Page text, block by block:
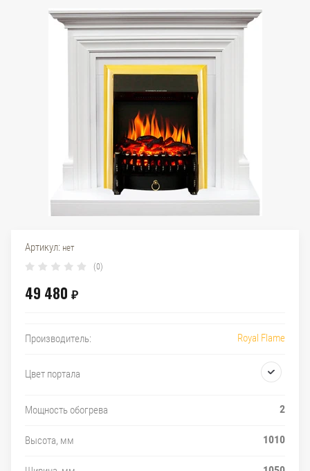
Артикул: нет
(0)
49 480 ₽
Производитель: Royal Flame
Цвет портала
Мощность обогрева 2
Высота, мм 1010